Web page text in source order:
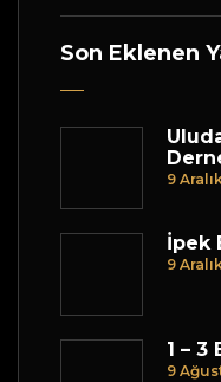
Son Eklenen
9
İpek
9
1 – 3
9